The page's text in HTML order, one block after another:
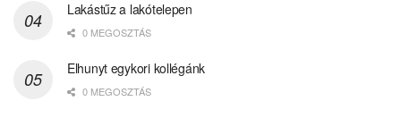
Lakástűz a lakótelepen
0 MEGOSZTÁS
Elhunyt egykori kollégánk
0 MEGOSZTÁS